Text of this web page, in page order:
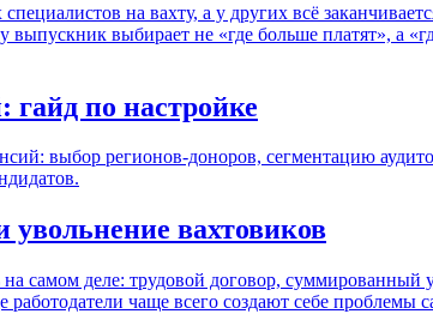
на вахту, а у других всё
выбирает не «где больше платят», а
гайд по настройке
выбор регионов-доноров, сегментацию
вахтовиков
самом деле: трудовой договор, суммированный
чаще всего создают себе проблемы